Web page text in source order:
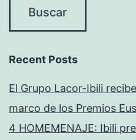
Recent Posts
El Grupo Lacor-Ibili
marco de los Premios
4 HOMEMENAJE: Ibili